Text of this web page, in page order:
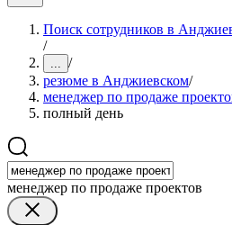
Поиск сотрудников в
/
... /
резюме в Анджиевском/
менеджер по продаже
полный день
менеджер по продаже проектов